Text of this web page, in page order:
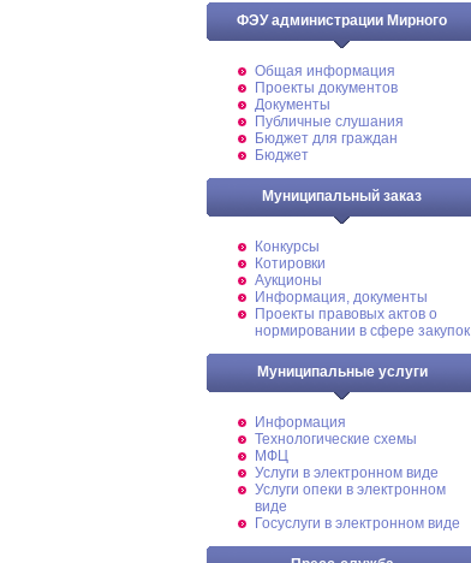
ФЭУ администрации Мирного
Общая информация
Проекты документов
Документы
Публичные слушания
Бюджет для граждан
Бюджет
Муниципальный заказ
Конкурсы
Котировки
Аукционы
Информация, документы
Проекты правовых актов о
нормировании в сфере закупок
Муниципальные услуги
Информация
Технологические схемы
МФЦ
Услуги в электронном виде
Услуги опеки в электронном
виде
Госуслуги в электронном виде